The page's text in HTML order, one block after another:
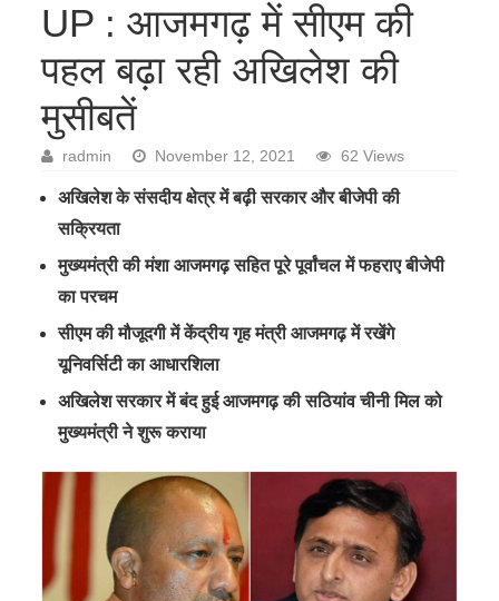
UP : आजमगढ़ में सीएम की
पहल बढ़ा रही अखिलेश की
मुसीबतें
radmin November 12, 2021 62 Views
अखिलेश के संसदीय क्षेत्र में बढ़ी सरकार और बीजेपी की
सक्रियता
मुख्यमंत्री की मंशा आजमगढ़ सहित पूरे पूर्वांचल में फहराए बीजेपी
का परचम
सीएम की मौजूदगी में केंद्रीय गृह मंत्री आजमगढ़ में रखेंगे
यूनिवर्सिटी का आधारशिला
अखिलेश सरकार में बंद हुई आजमगढ़ की सठियांव चीनी मिल को
मुख्यमंत्री ने शुरू कराया